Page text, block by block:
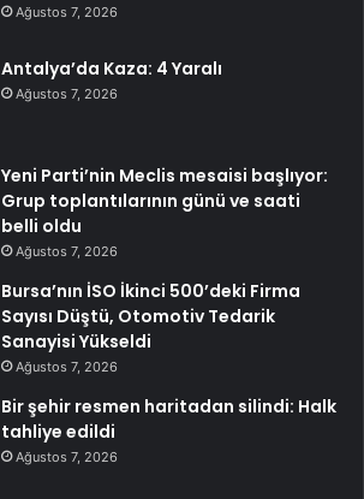
Ağustos 7, 2026
Antalya’da Kaza: 4 Yaralı
Ağustos 7, 2026
Yeni Parti’nin Meclis mesaisi başlıyor:
Grup toplantılarının günü ve saati
belli oldu
Ağustos 7, 2026
Bursa’nın İSO İkinci 500’deki Firma
Sayısı Düştü, Otomotiv Tedarik
Sanayisi Yükseldi
Ağustos 7, 2026
Bir şehir resmen haritadan silindi: Halk
tahliye edildi
Ağustos 7, 2026